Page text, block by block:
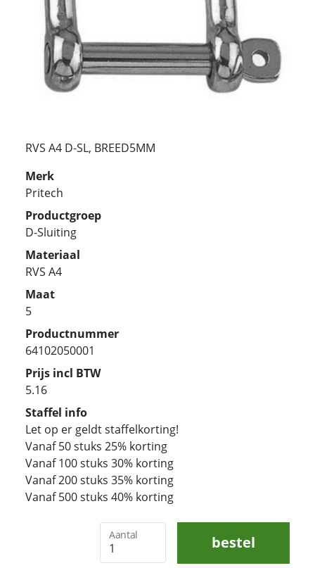
RVS A4 D-SL, BREED5MM
Merk
Pritech
Productgroep
D-Sluiting
Materiaal
RVS A4
Maat
5
Productnummer
64102050001
Prijs incl BTW
5.16
Staffel info
Let op er geldt staffelkorting!
Vanaf 50 stuks 25% korting
Vanaf 100 stuks 30% korting
Vanaf 200 stuks 35% korting
Vanaf 500 stuks 40% korting
Aantal bestel